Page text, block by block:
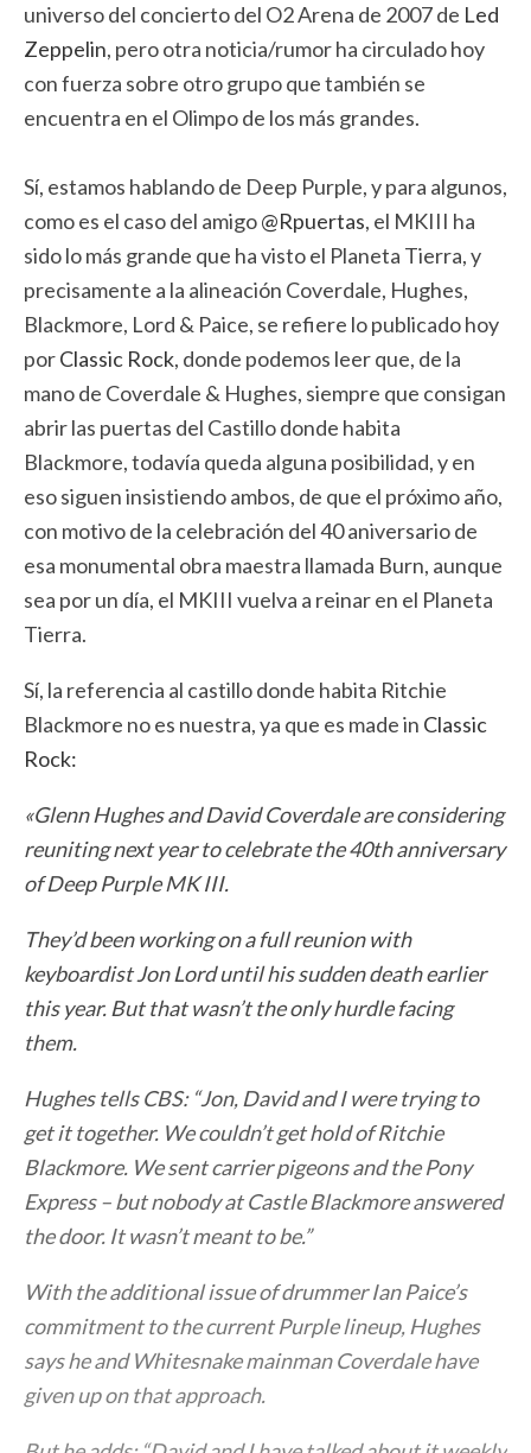
universo del concierto del O2 Arena de 2007 de Led
Zeppelin, pero otra noticia/rumor ha circulado hoy
con fuerza sobre otro grupo que también se
encuentra en el Olimpo de los más grandes.
Sí, estamos hablando de Deep Purple, y para algunos,
como es el caso del amigo@Rpuertas, el MKIII ha
sido lo más grande que ha visto el Planeta Tierra, y
precisamente a la alineación Coverdale, Hughes,
Blackmore, Lord & Paice, se refiere lo publicado hoy
porClassic Rock, donde podemos leer que, de la
mano de Coverdale & Hughes, siempre que consigan
abrir las puertas del Castillo donde habita
Blackmore, todavía queda alguna posibilidad, y en
eso siguen insistiendo ambos, de que el próximo año,
con motivo de la celebración del 40 aniversario de
esa monumental obra maestra llamada Burn, aunque
sea por un día, el MKIII vuelva a reinar en el Planeta
Tierra.
Sí, la referencia al castillo donde habita Ritchie
Blackmore no es nuestra, ya que es made in Classic
Rock:
«Glenn Hughes and David Coverdale are considering
reuniting next year to celebrate the 40th anniversary
of Deep Purple MK III.
They’d been working on a full reunion with
keyboardist Jon Lord until his sudden death earlier
this year. But that wasn’t the only hurdle facing
them.
Hughes tells CBS: “Jon, David and I were trying to
get it together. We couldn’t get hold of Ritchie
Blackmore. We sent carrier pigeons and the Pony
Express – but nobody at Castle Blackmore answered
the door. It wasn’t meant to be.”
With the additional issue of drummer Ian Paice’s
commitment to the current Purple lineup, Hughes
says he and Whitesnake mainman Coverdale have
given up on that approach.